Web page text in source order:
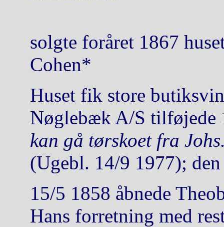
solgte foråret 1867
Cohen*
Huset fik store
Nøglebæk A/S tilføjede
kan gå tørskoet fra
(Ugebl. 14/9 1977);
15/5 1858 åbnede
Hans forretning med